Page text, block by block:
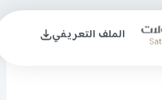
الملف التعريفي